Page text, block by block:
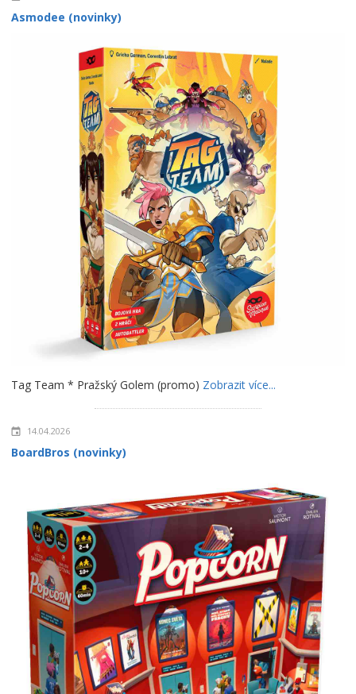
Asmodee (novinky)
Tag Team * Pražský Golem (promo) Zobrazit více...
14.04.2026
BoardBros (novinky)